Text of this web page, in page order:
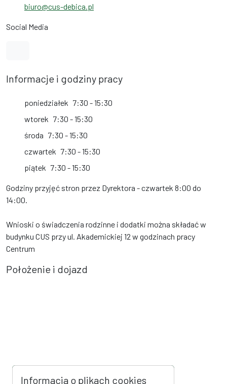
biuro@cus-debica.pl
Social Media
Informacje i godziny pracy
poniedziałek 7:30 - 15:30
wtorek 7:30 - 15:30
środa 7:30 - 15:30
czwartek 7:30 - 15:30
piątek 7:30 - 15:30
Godziny przyjęć stron przez Dyrektora - czwartek 8:00 do
14:00.
Wnioski o świadczenia rodzinne i dodatki można składać w
budynku CUS przy ul. Akademickiej 12 w godzinach pracy
Centrum
Położenie i dojazd
Informacja o plikach cookies